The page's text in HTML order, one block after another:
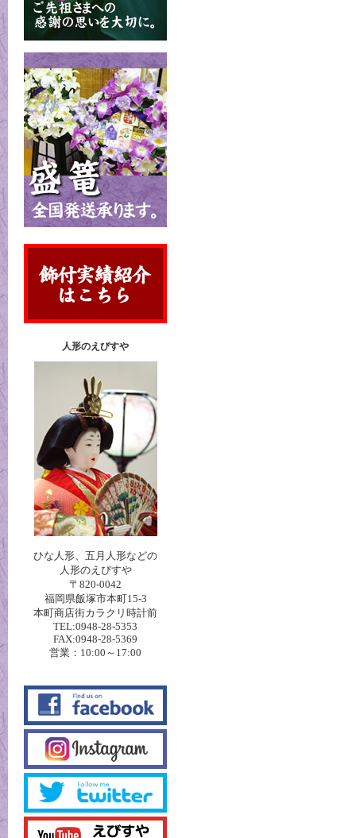
人形のえびすや
ひな人形、五月人形などの
人形のえびすや
〒820-0042
福岡県飯塚市本町15-3
本町商店街カラクリ時計前
TEL:0948-28-5353
FAX:0948-28-5369
営業：10:00～17:00